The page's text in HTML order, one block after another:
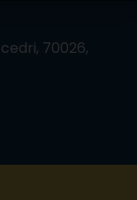
70026,